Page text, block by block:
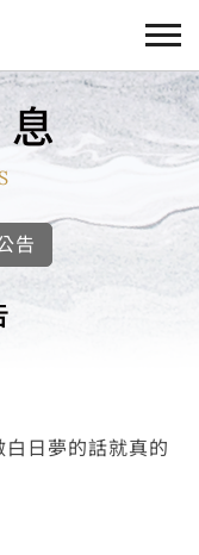
息
告
日夢的話就真的